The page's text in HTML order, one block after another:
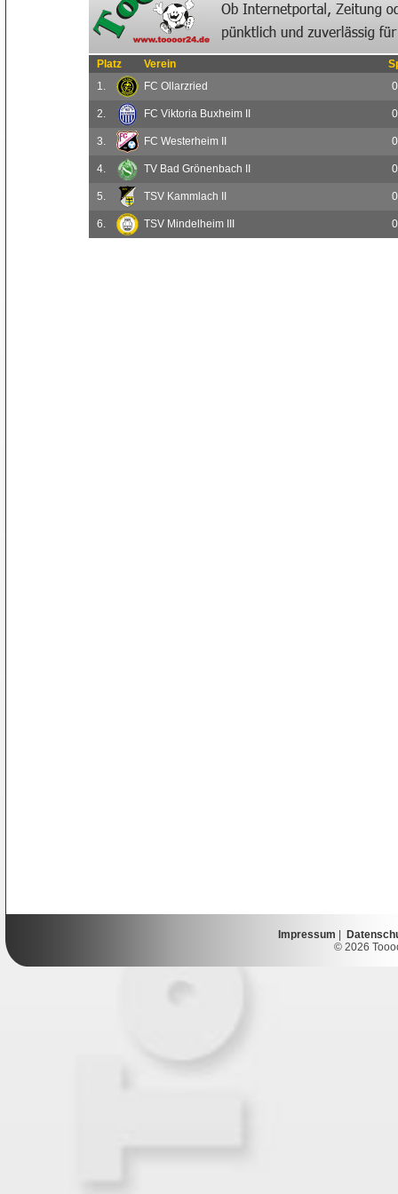
Platz Verein
1.
FC Ollarzried 0
2. FC Viktoria Buxheim II 0
3. FC Westerheim II 0
4. TV Bad Grönenbach II 0
5. TSV Kammlach II 0
6. TSV Mindelheim III 0
Impressum
© 2026